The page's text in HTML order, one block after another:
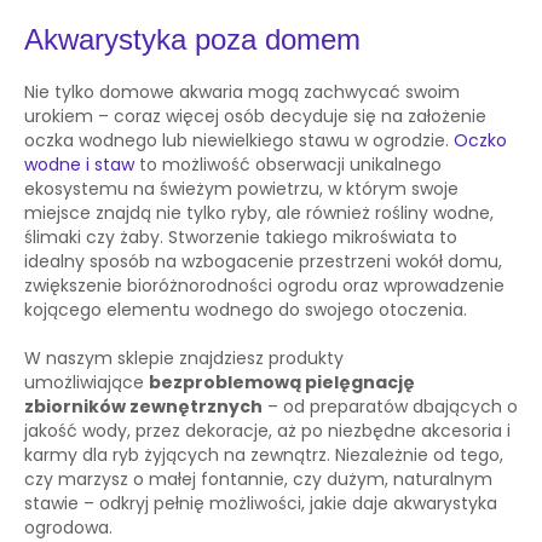
Akwarystyka poza domem
Nie tylko domowe akwaria mogą zachwycać swoim
urokiem – coraz więcej osób decyduje się na założenie
oczka wodnego lub niewielkiego stawu w ogrodzie. Oczko
wodne i stawto możliwość obserwacji unikalnego
ekosystemu na świeżym powietrzu, w którym swoje
miejsce znajdą nie tylko ryby, ale również rośliny wodne,
ślimaki czy żaby. Stworzenie takiego mikroświata to
idealny sposób na wzbogacenie przestrzeni wokół domu,
zwiększenie bioróżnorodności ogrodu oraz wprowadzenie
kojącego elementu wodnego do swojego otoczenia.
W naszym sklepie znajdziesz produkty
umożliwiające bezproblemową pielęgnację
zbiorników zewnętrznych – od preparatów dbających o
jakość wody, przez dekoracje, aż po niezbędne akcesoria i
karmy dla ryb żyjących na zewnątrz. Niezależnie od tego,
czy marzysz o małej fontannie, czy dużym, naturalnym
stawie – odkryj pełnię możliwości, jakie daje akwarystyka
ogrodowa.